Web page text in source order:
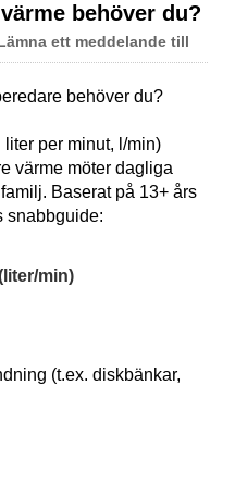
behöver du?
ett meddelande till
behöver du?
per minut, l/min)
värme möter dagliga
Baserat på 13+ års
snabbguide:
min)
(t.ex. diskbänkar,